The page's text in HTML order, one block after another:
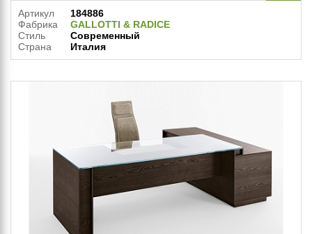
Артикул
184886
Фабрика
GALLOTTI & RADICE
Стиль
Современный
Страна
Италия